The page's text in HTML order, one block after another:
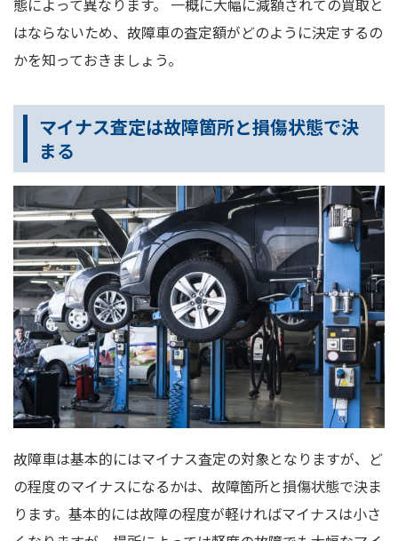
態によって異なります。 一概に大幅に減額されての買取と
はならないため、故障車の査定額がどのように決定するの
かを知っておきましょう。
マイナス査定は故障箇所と損傷状態で決
まる
故障車は基本的にはマイナス査定の対象となりますが、ど
の程度のマイナスになるかは、故障箇所と損傷状態で決ま
ります。基本的には故障の程度が軽ければマイナスは小さ